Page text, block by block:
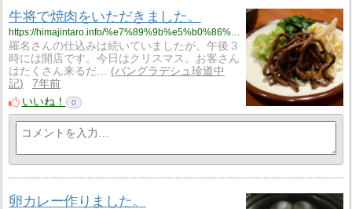
牛将で焼肉をいただきました。
https://himajintaro.info/%e7%89%9b%e5%b0%86%e3%81%a7%e7%84%bc%e8%82%89%e3%82%92%e3%81%84%e3%81%9f%e3%81%a0%e3%81%8d%e3%81%be%e3%81%97%e3%81%9f%e3%80%82/
羅名さんの仕込みは続いていましたが、午後３
時には開店です。今日はクリスマス。お客さん
はたくさん来るだ…
バングラデシュ珍道中
記
7年前
いいね！
0
卵カレー作りました。